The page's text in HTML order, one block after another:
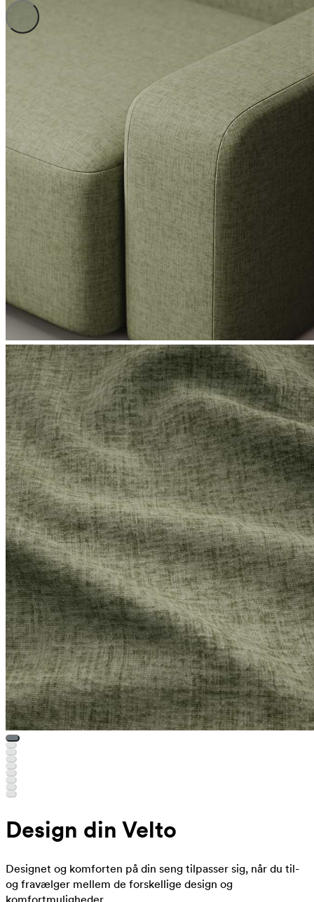
Design din Velto
Designet og komforten på din seng tilpasser sig, når du til-
og fravælger mellem de forskellige design og